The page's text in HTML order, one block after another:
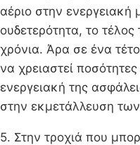
αέριο στην ενεργειακή
ουδετερότητα, το τέλος
χρόνια. Άρα σε ένα
να χρειαστεί
ενεργειακή της
στην εκμετάλλευση
5. Στην τροχιά που